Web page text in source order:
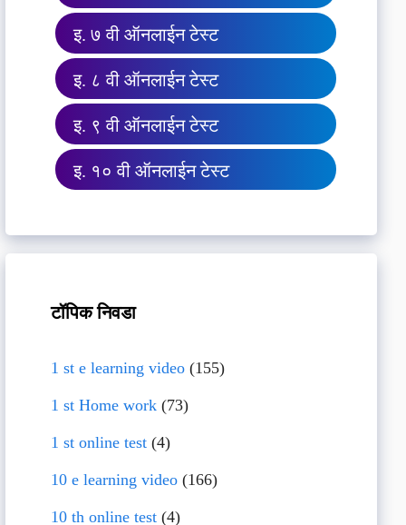
इ. ७ वी ऑनलाईन टेस्ट
इ. ८ वी ऑनलाईन टेस्ट
इ. ९ वी ऑनलाईन टेस्ट
इ. १० वी ऑनलाईन टेस्ट
टॉपिक निवडा
1 st e learning video (155)
1 st Home work (73)
1 st online test (4)
10 e learning video (166)
10 th online test (4)